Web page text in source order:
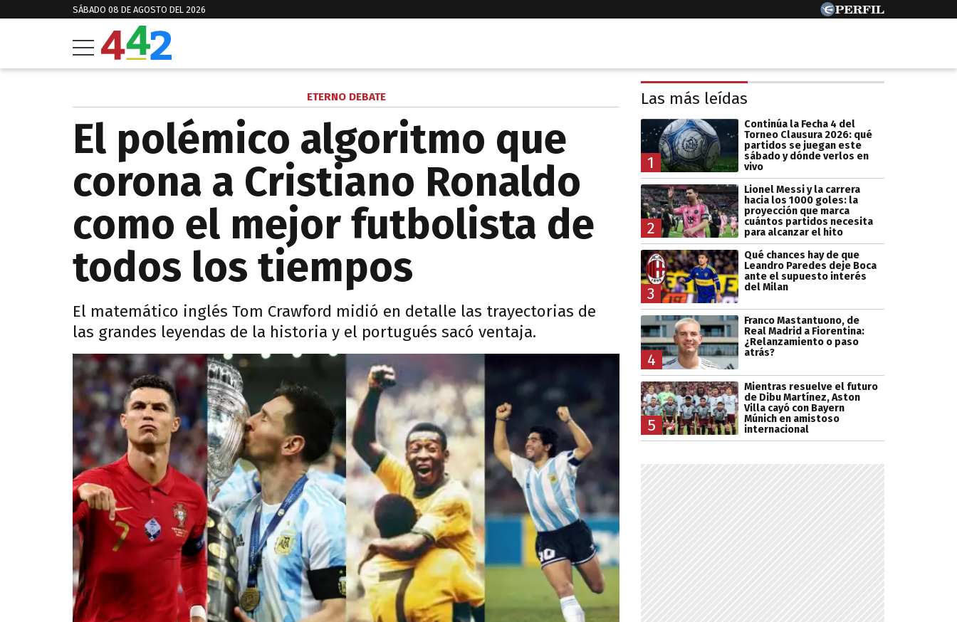
SÁBADO 08 DE AGOSTO DEL 2026
ETERNO DEBATE
El polémico algoritmo que
corona a Cristiano Ronaldo
como el mejor futbolista de
todos los tiempos
El matemático inglés Tom Crawford midió en detalle las trayectorias de
las grandes leyendas de la historia y el portugués sacó ventaja.
Las más leídas
1
Continúa la Fecha 4 del
Torneo Clausura 2026: qué
partidos se juegan este
sábado y dónde verlos en
vivo
2
Lionel Messi y la carrera
hacia los 1000 goles: la
proyección que marca
cuántos partidos necesita
para alcanzar el hito
3
Qué chances hay de que
Leandro Paredes deje Boca
ante el supuesto interés
del Milan
4
Franco Mastantuono, de
Real Madrid a Fiorentina:
¿Relanzamiento o paso
atrás?
5
Mientras resuelve el futuro
de Dibu Martínez, Aston
Villa cayó con Bayern
Múnich en amistoso
internacional